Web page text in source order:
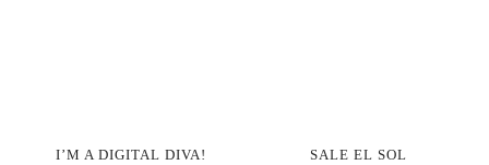
I’M A DIGITAL DIVA! SALE EL SOL